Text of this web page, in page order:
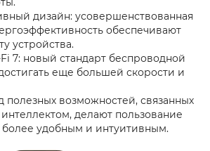
дизайн: усовершенствованная
обеспечивают
устройства.
7: новый стандарт беспроводной
еще большей скорости и
полезных возможностей, связанных
делают пользование
удобным и интуитивным.